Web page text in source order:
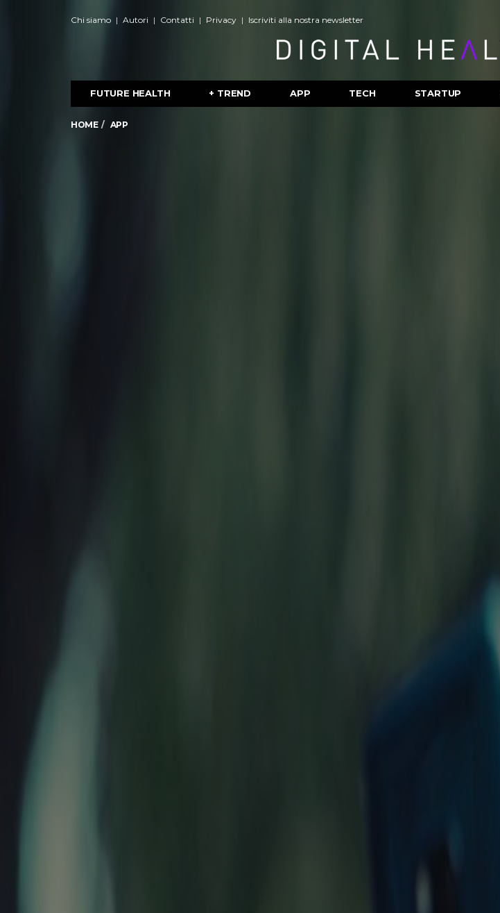
Chi siamo Autori Contatti Privacy Iscriviti alla nostra newsletter
FUTURE HEALTH + TREND APP TECH STARTUP
HOME APP